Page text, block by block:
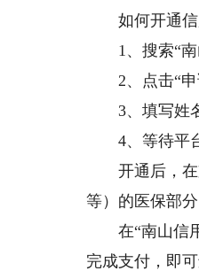
如何开通信
1、搜索“南
2、点击“申
3、填写姓名
4、等待平台
开通后，在
等）的医保部
在“南山信用
完成支付，即可